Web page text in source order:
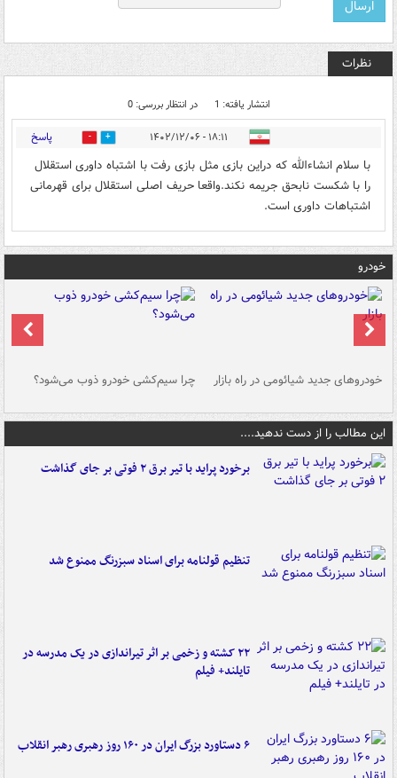
نظرات
انتشار یافته: 1 در انتظار بررسی: 0
۱۸:۱۱ - ۱۴۰۲/۱۲/۰۶ 0 پاسخ
با سلام انشاءالله که دراین بازی مثل بازی رفت با اشتباه داوری استقلال
را با شکست نابحق جریمه نکند.واقعا حریف اصلی استقلال برای قهرمانی
اشتباهات داوری است.
خودرو
خودروهای جدید شیائومی در راه بازار چرا سیم‌کشی خودرو ذوب می‌شود؟
این مطالب را از دست ندهید....
برخورد پراید با تیر برق ۲ فوتی بر جای گذاشت
تنظیم قولنامه برای اسناد سبزرنگ ممنوع شد
۲۲ کشته و زخمی بر اثر تیراندازی در یک مدرسه در
تایلند+ فیلم
۶ دستاورد بزرگ ایران در ۱۶۰ روز رهبری رهبر انقلاب